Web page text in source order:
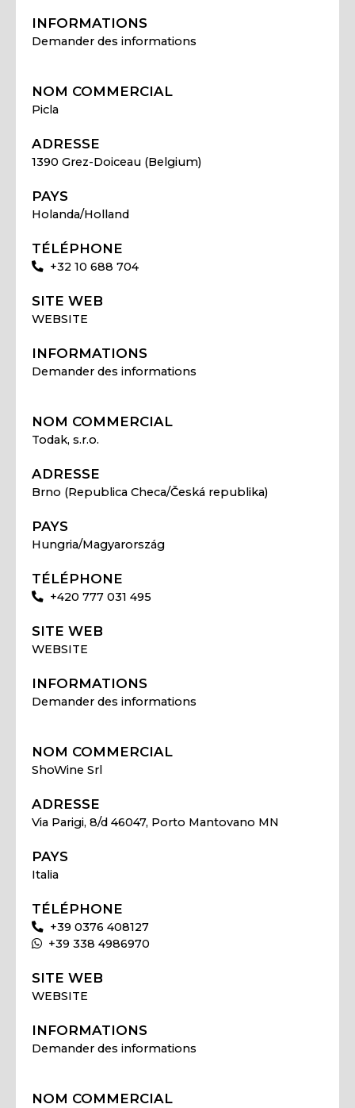
INFORMATIONS
Demander des informations
NOM COMMERCIAL
Picla
ADRESSE
1390 Grez-Doiceau (Belgium)
PAYS
Holanda/Holland
TÉLÉPHONE
+32 10 688 704
SITE WEB
WEBSITE
INFORMATIONS
Demander des informations
NOM COMMERCIAL
Todak, s.r.o.
ADRESSE
Brno (Republica Checa/Česká republika)
PAYS
Hungria/Magyarország
TÉLÉPHONE
+420 777 031 495
SITE WEB
WEBSITE
INFORMATIONS
Demander des informations
NOM COMMERCIAL
ShoWine Srl
ADRESSE
Via Parigi, 8/d 46047, Porto Mantovano MN
PAYS
Italia
TÉLÉPHONE
+39 0376 408127
+39 338 4986970
SITE WEB
WEBSITE
INFORMATIONS
Demander des informations
NOM COMMERCIAL